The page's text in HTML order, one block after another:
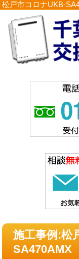
松戸市コロナUKB-
施工事例:松
SA470AMX